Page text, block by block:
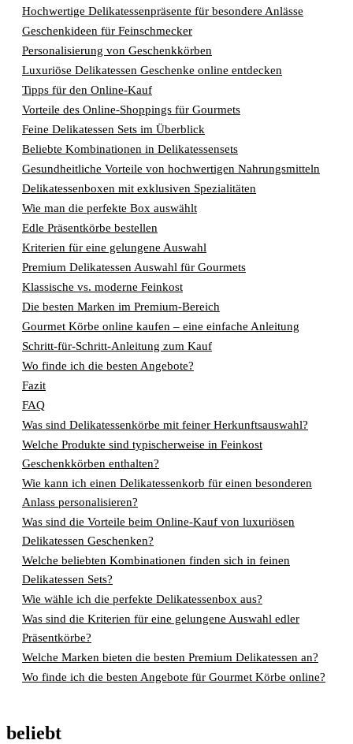
Hochwertige Delikatessenpräsente für besondere Anlässe
Geschenkideen für Feinschmecker
Personalisierung von Geschenkkörben
Luxuriöse Delikatessen Geschenke online entdecken
Tipps für den Online-Kauf
Vorteile des Online-Shoppings für Gourmets
Feine Delikatessen Sets im Überblick
Beliebte Kombinationen in Delikatessensets
Gesundheitliche Vorteile von hochwertigen Nahrungsmitteln
Delikatessenboxen mit exklusiven Spezialitäten
Wie man die perfekte Box auswählt
Edle Präsentkörbe bestellen
Kriterien für eine gelungene Auswahl
Premium Delikatessen Auswahl für Gourmets
Klassische vs. moderne Feinkost
Die besten Marken im Premium-Bereich
Gourmet Körbe online kaufen – eine einfache Anleitung
Schritt-für-Schritt-Anleitung zum Kauf
Wo finde ich die besten Angebote?
Fazit
FAQ
Was sind Delikatessenkörbe mit feiner Herkunftsauswahl?
Welche Produkte sind typischerweise in Feinkost
Geschenkkörben enthalten?
Wie kann ich einen Delikatessenkorb für einen besonderen
Anlass personalisieren?
Was sind die Vorteile beim Online-Kauf von luxuriösen
Delikatessen Geschenken?
Welche beliebten Kombinationen finden sich in feinen
Delikatessen Sets?
Wie wähle ich die perfekte Delikatessenbox aus?
Was sind die Kriterien für eine gelungene Auswahl edler
Präsentkörbe?
Welche Marken bieten die besten Premium Delikatessen an?
Wo finde ich die besten Angebote für Gourmet Körbe online?
beliebt